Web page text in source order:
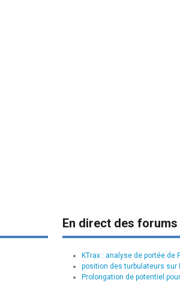
En direct des
KTrax : analyse de portée
position des turbulateurs sur
Prolongation de potentiel